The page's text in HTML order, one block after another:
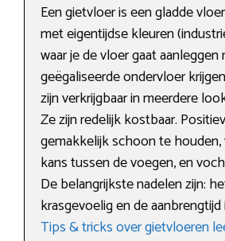
Een gietvloer is een gladde
met eigentijdse kleuren
waar je de vloer gaat
geëgaliseerde ondervloer
zijn verkrijgbaar in meerdere
Ze zijn redelijk kostbaar.
gemakkelijk schoon te
kans tussen de voegen, en
De belangrijkste nadelen zijn:
krasgevoelig en de
Tips & tricks over gietvloeren